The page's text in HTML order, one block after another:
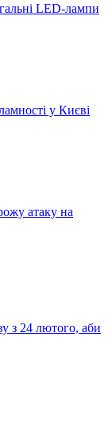
LED-лампи
у Києві
атаку на
з 24 лютого, аби